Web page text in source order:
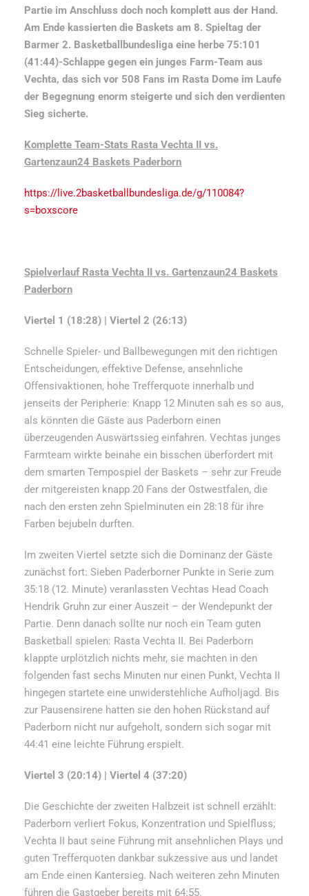
Partie im Anschluss doch noch komplett aus der Hand.
Am Ende kassierten die Baskets am 8. Spieltag der
Barmer 2. Basketballbundesliga eine herbe 75:101
(41:44)-Schlappe gegen ein junges Farm-Team aus
Vechta, das sich vor 508 Fans im Rasta Dome im Laufe
der Begegnung enorm steigerte und sich den verdienten
Sieg sicherte.
Komplette Team-Stats Rasta Vechta II vs.
Gartenzaun24 Baskets Paderborn
https://live.2basketballbundesliga.de/g/110084?
s=boxscore
Spielverlauf Rasta Vechta II vs. Gartenzaun24 Baskets
Paderborn
Viertel 1 (18:28) | Viertel 2 (26:13)
Schnelle Spieler- und Ballbewegungen mit den richtigen
Entscheidungen, effektive Defense, ansehnliche
Offensivaktionen, hohe Trefferquote innerhalb und
jenseits der Peripherie: Knapp 12 Minuten sah es so aus,
als könnten die Gäste aus Paderborn einen
überzeugenden Auswärtssieg einfahren. Vechtas junges
Farmteam wirkte beinahe ein bisschen überfordert mit
dem smarten Tempospiel der Baskets – sehr zur Freude
der mitgereisten knapp 20 Fans der Ostwestfalen, die
nach den ersten zehn Spielminuten ein 28:18 für ihre
Farben bejubeln durften.
Im zweiten Viertel setzte sich die Dominanz der Gäste
zunächst fort: Sieben Paderborner Punkte in Serie zum
35:18 (12. Minute) veranlassten Vechtas Head Coach
Hendrik Gruhn zur einer Auszeit – der Wendepunkt der
Partie. Denn danach sollte nur noch ein Team guten
Basketball spielen: Rasta Vechta II. Bei Paderborn
klappte urplötzlich nichts mehr, sie machten in den
folgenden fast sechs Minuten nur einen Punkt, Vechta II
hingegen startete eine unwiderstehliche Aufholjagd. Bis
zur Pausensirene hatten sie den hohen Rückstand auf
Paderborn nicht nur aufgeholt, sondern sich sogar mit
44:41 eine leichte Führung erspielt.
Viertel 3 (20:14) | Viertel 4 (37:20)
Die Geschichte der zweiten Halbzeit ist schnell erzählt:
Paderborn verliert Fokus, Konzentration und Spielfluss;
Vechta II baut seine Führung mit ansehnlichen Plays und
guten Trefferquoten dankbar sukzessive aus und landet
am Ende einen Kantersieg. Nach weiteren zehn Minuten
führen die Gastgeber bereits mit 64:55.